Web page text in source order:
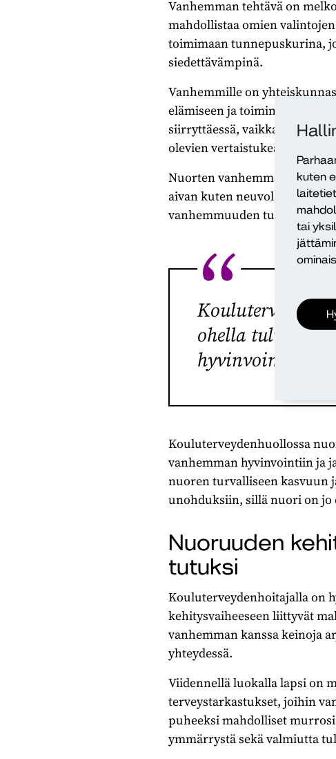
kuten
tai
Vanhemman tehtävä on
mahdollistaa omien
toimimaan tunnepuskurina,
siedettävämpinä.
Vanhemmille on
elämiseen ja toimimiseen.
siirryttäessä, vaikka juuri
olevien vertaistukea ja
Nuorten vanhemmat
aivan kuten
vanhemmuuden tukemisessa.
ohella tulisi
hyvinvointiin ja
Kouluterveydenhuollossa
vanhemman hyvinvointiin ja
nuoren turvalliseen kasvuun
unohduksiin, sillä nuori on jo
Nuoruuden
tutuksi
Kouluterveydenhoitajalla on
kehitysvaiheeseen liittyvät
vanhemman kanssa keinoja
yhteydessä.
Viidennellä luokalla lapsi on
terveystarkastukset, joihin
puheeksi mahdolliset
ymmärrystä sekä valmiutta